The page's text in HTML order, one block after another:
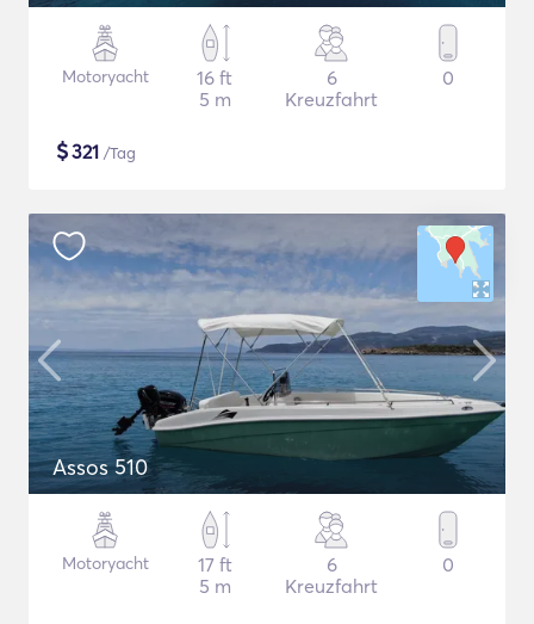
Motoryacht
16 ft
5 m
6
Kreuzfahrt
0
$321 /Tag
Assos 510
Motoryacht
17 ft
5 m
6
Kreuzfahrt
0